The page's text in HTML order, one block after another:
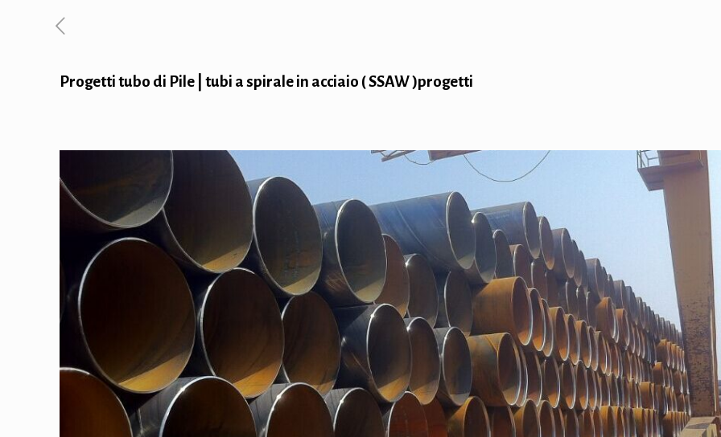
Progetti tubo di Pile | tubi a spirale in acciaio ( SSAW )progetti